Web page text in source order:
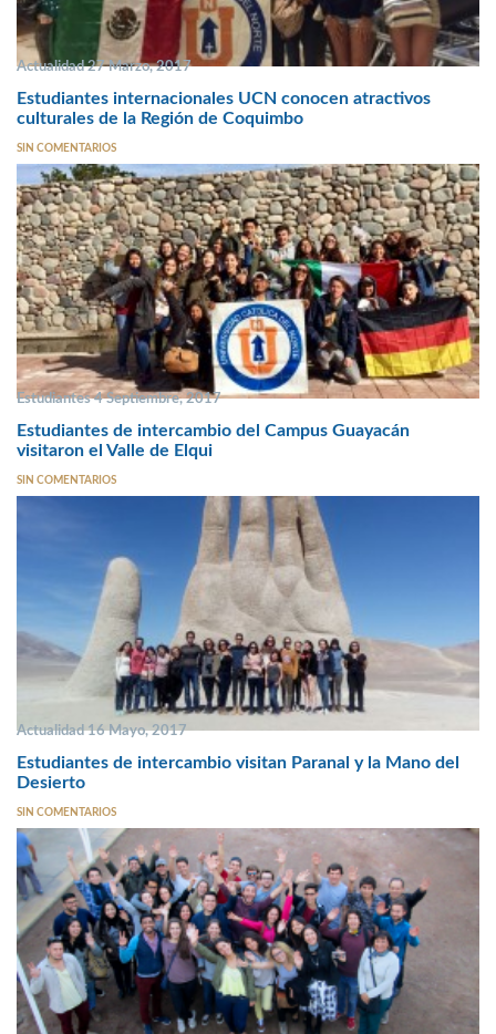
Actualidad 27 Marzo, 2017
Estudiantes internacionales UCN conocen atractivos
culturales de la Región de Coquimbo
SIN COMENTARIOS
Estudiantes 4 Septiembre, 2017
Estudiantes de intercambio del Campus Guayacán
visitaron el Valle de Elqui
SIN COMENTARIOS
Actualidad 16 Mayo, 2017
Estudiantes de intercambio visitan Paranal y la Mano del
Desierto
SIN COMENTARIOS